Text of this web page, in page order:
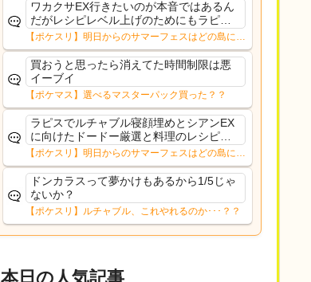
ワカクサEX行きたいのが本音ではあるん
だがレシピレベル上げのためにもラピス
かもワカクサEXのデバフ受けながらのレ
シピ上げってかなりストレス有るんよド
ードー厳選とルチャブル寝顔も取っとき
たいし
【ポケスリ】明日からのサマーフェスはどの島に行
く？？12日㈬からはNMD
買おうと思ったら消えてた時間制限は悪
イーブイ
【ポケマス】選べるマスターパック買った？？
ラピスでルチャブル寝顔埋めとシアンEX
に向けたドードー厳選と料理のレシピレ
ベル上げシアンEXにFL移すかは考え中キ
ャンチケは切らずにまったり過ごす予定
【ポケスリ】明日からのサマーフェスはどの島に行
く？？12日㈬からはNMD
ドンカラスって夢かけもあるから1/5じゃ
ないか？
【ポケスリ】ルチャブル、これやれるのか･･･？？
本日の人気記事